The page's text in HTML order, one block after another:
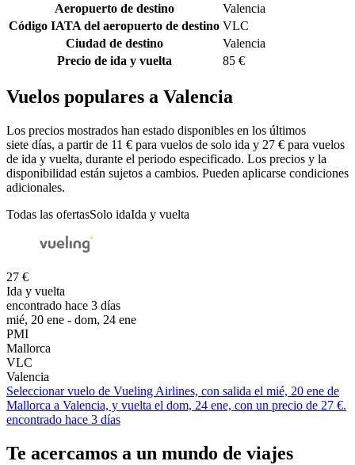
Aeropuerto de destino
Valencia
Código IATA del aeropuerto de destino VLC
Ciudad de destino
Valencia
Precio de ida y vuelta
85 €
Vuelos populares a Valencia
Los precios mostrados han estado disponibles en los últimos
siete días, a partir de 11 € para vuelos de solo ida y 27 € para vuelos
de ida y vuelta, durante el periodo especificado. Los precios y la
disponibilidad están sujetos a cambios. Pueden aplicarse condiciones
adicionales.
Todas las ofertasSolo idaIda y vuelta
27 €
Ida y vuelta
encontrado hace 3 días
mié, 20 ene - dom, 24 ene
PMI
Mallorca
VLC
Valencia
Seleccionar vuelo de Vueling Airlines, con salida el mié, 20 ene de
Mallorca a Valencia, y vuelta el dom, 24 ene, con un precio de 27 €.
encontrado hace 3 días
Te acercamos a un mundo de viajes